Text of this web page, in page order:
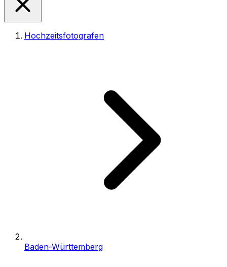
Hochzeitsfotografen
Baden-Württemberg